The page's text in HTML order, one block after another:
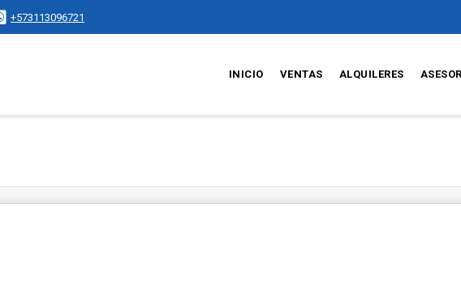
+573113096721
INICIO VENTAS ALQUILERES